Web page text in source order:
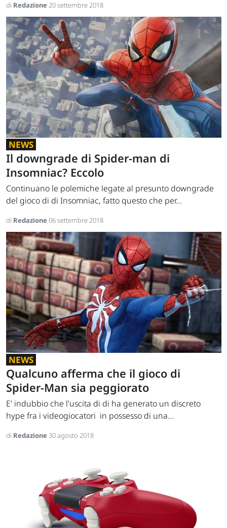
di Redazione20 settembre 2018
NEWS
Il downgrade di Spider-man di
Insomniac? Eccolo
Continuano le polemiche legate al presunto downgrade
del gioco di di Insomniac, fatto questo che per...
di Redazione06 settembre 2018
NEWS
Qualcuno afferma che il gioco di
Spider-Man sia peggiorato
E' indubbio che l'uscita di di ha generato un discreto
hype fra i videogiocatori in possesso di una...
di Redazione30 agosto 2018